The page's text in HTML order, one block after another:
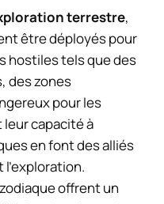
terrestre,
être déployés pour
hostiles tels que des
des zones
pour les
leur capacité à
en font des alliés
offrent un